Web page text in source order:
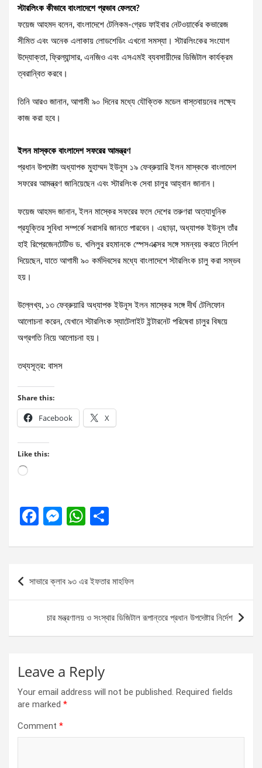
স্টারলিংক কীভাবে বাংলাদেশে প্রভাব ফেলবে?
ফয়েজ আহমদ বলেন, বাংলাদেশে টেলিকম-গ্রেড ফাইবার নেটওয়ার্কের কভারেজ
সীমিত এবং অনেক এলাকায় লোডশেডিং এখনো সমস্যা। স্টারলিংকের সংযোগ
উদ্যোক্তা, ফ্রিল্যান্সার, এনজিও এবং এসএমই ব্যবসায়ীদের ডিজিটাল কার্যক্রম
ত্বরান্বিত করবে।
তিনি আরও জানান, আগামী ৯০ দিনের মধ্যে যৌক্তিক মডেল বাস্তবায়নের লক্ষ্যে
কাজ করা হবে।
ইলন মাস্ককে বাংলাদেশ সফরের আমন্ত্রণ
প্রধান উপদেষ্টা অধ্যাপক মুহাম্মদ ইউনূস ১৯ ফেব্রুয়ারি ইলন মাস্ককে বাংলাদেশ
সফরের আমন্ত্রণ জানিয়েছেন এবং স্টারলিংক সেবা চালুর আহ্বান জানান।
ফয়েজ আহমদ জানান, ইলন মাস্কের সফরের ফলে দেশের তরুণরা অত্যাধুনিক
প্রযুক্তির সুবিধা সম্পর্কে সরাসরি জানতে পারবেন। এছাড়া, অধ্যাপক ইউনূস তাঁর
হাই রিপ্রেজেনটেটিভ ড. খলিলুর রহমানকে স্পেসএক্সের সঙ্গে সমন্বয় করতে নির্দেশ
দিয়েছেন, যাতে আগামী ৯০ কর্মদিবসের মধ্যে বাংলাদেশে স্টারলিংক চালু করা সম্ভব
হয়।
উল্লেখ্য, ১৩ ফেব্রুয়ারি অধ্যাপক ইউনূস ইলন মাস্কের সঙ্গে দীর্ঘ টেলিফোন
আলোচনা করেন, যেখানে স্টারলিংক স্যাটেলাইট ইন্টারনেট পরিষেবা চালুর বিষয়ে
অগ্রগতি নিয়ে আলোচনা হয়।
তথ্যসূত্র: বাসস
Share this:
Facebook X
Like this:
Loading…
F
ce
o
o
k
M
se
g
er
W
at
s
A
p
ar
Post
navigation
সাভারে ক্লাব ৯৩ এর ইফতার মাহফিল
চার মন্ত্রণালয় ও সংস্থার ডিজিটাল রূপান্তরে প্রধান উপদেষ্টার নির্দেশ
Leave a Reply
Your email address will not be published. Required fields
are marked *
Comment *